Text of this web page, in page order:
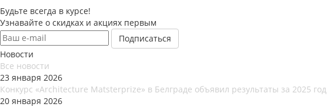
Будьте всегда в курсе!
Узнавайте о скидках и акциях первым
Новости
Все новости
23 января 2026
Конкурс «Architecture Matsterprize» в Белграде объявил результаты за 2025 год
20 января 2026